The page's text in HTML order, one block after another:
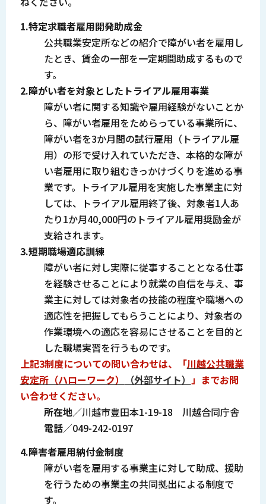
1.特定求職者雇用開発助成金
公共職業安定所などの紹介で障がい者を雇用し
たとき、賃金の一部を一定期間助成するもので
す。
2.障がい者を対象としたトライアル雇用事業
障がい者に関する知識や雇用経験がないことか
ら、障がい者雇用をためらっている事業所に、
障がい者を3か月間の試行雇用（トライアル雇
用）の形で受け入れていただき、本格的な障が
い者雇用に取り組むきっかけづくりを進める事
業です。トライアル雇用を実施した事業主に対
しては、トライアル雇用終了後、対象者1人あ
たり1か月40,000円のトライアル雇用奨励金が
支給されます。
3.短期職場適応訓練
障がい者に対し実際に従事することとなる仕事
を経験させることにより就業の自信を与え、事
業主に対しては対象者の技能の程度や職場への
適応性を把握してもらうことにより、対象者の
作業環境への適応を容易にさせることを目的と
した職場実習を行うものです。
上記3制度についての問い合わせは、「川越公共職業
安定所（ハローワーク）
（外部サイト）
」までお問
い合わせください。
所在地／川越市豊田本1-19-18 川越合同庁舎
電話／049-242-0197
4.障害者雇用納付金制度
障がい者を雇用する事業主に対して助成、援助
を行うための事業主の共同拠出による制度で
す。